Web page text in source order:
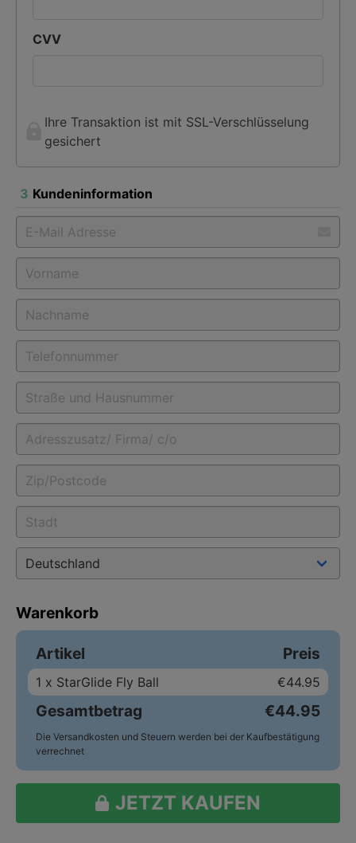
CVV
Ihre Transaktion ist mit SSL-Verschlüsselung
gesichert
3 Kundeninformation
Warenkorb
Artikel Preis
1 x StarGlide Fly Ball €44.95
Gesamtbetrag €44.95
Die Versandkosten und Steuern werden bei der Kaufbestätigung
verrechnet
JETZT KAUFEN